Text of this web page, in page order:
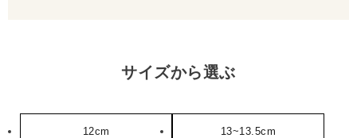
サイズから選ぶ
12cm 13~13.5cm